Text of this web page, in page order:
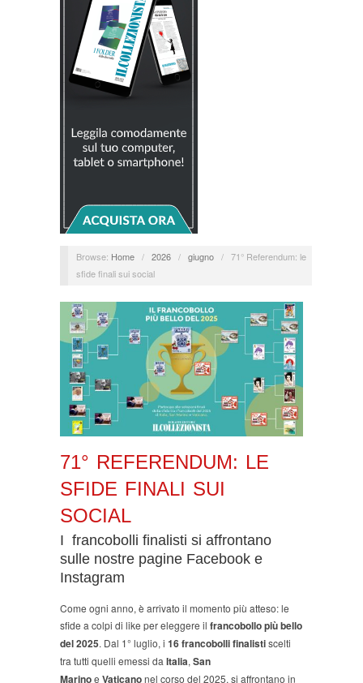
Browse: Home / 2026 / giugno / 71° Referendum: le
sfide finali sui social
71° REFERENDUM: LE
SFIDE FINALI SUI
SOCIAL
I francobolli finalisti si affrontano
sulle nostre pagine Facebook e
Instagram
Come ogni anno, è arrivato il momento più atteso: le
sfide a colpi di like per eleggere il francobollo più bello
del 2025. Dal 1° luglio, i 16 francobolli finalistiscelti
tra tutti quelli emessi da Italia, San
Marinoe Vaticanonel corso del 2025, si affrontano in